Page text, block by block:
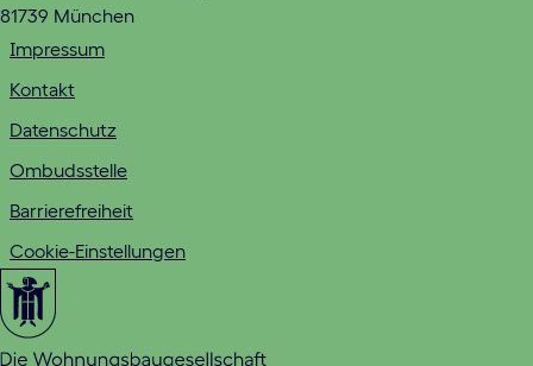
81739 München
Impressum
Kontakt
Datenschutz
Ombudsstelle
Barrierefreiheit
Cookie-Einstellungen